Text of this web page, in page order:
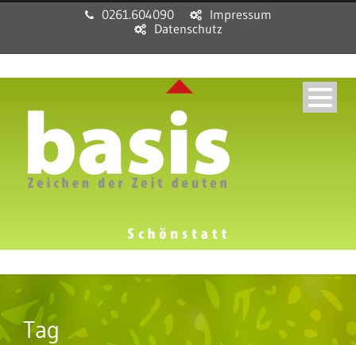
0261.604090
Impressum
Datenschutz
Tag